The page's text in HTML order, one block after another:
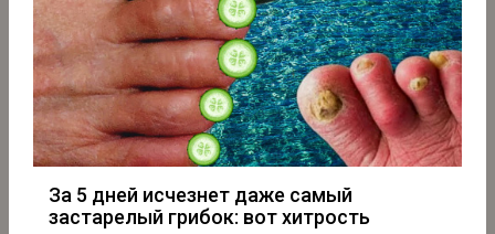
За 5 дней исчезнет даже самый
застарелый грибок: вот хитрость